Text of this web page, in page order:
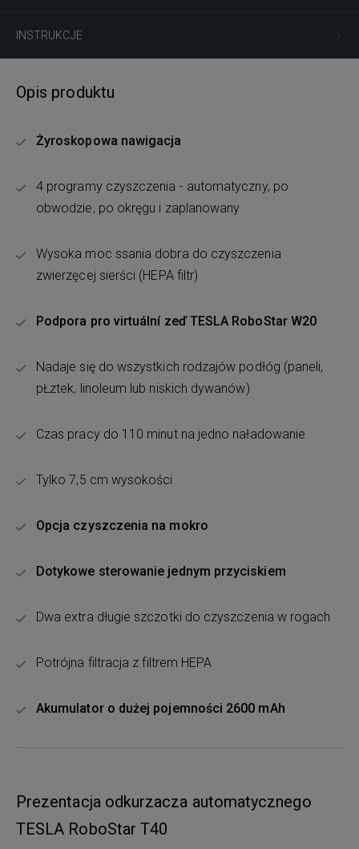
INSTRUKCJE
Opis produktu
Żyroskopowa nawigacja
4 programy czyszczenia - automatyczny, po
obwodzie, po okręgu i zaplanowany
Wysoka moc ssania dobra do czyszczenia
zwierzęcej sierści (HEPA filtr)
Podpora pro virtuální zeď TESLA RoboStar W20
Nadaje się do wszystkich rodzajów podłóg (paneli,
pŁztek, linoleum lub niskich dywanów)
Czas pracy do 110 minut na jedno naładowanie
Tylko 7,5 cm wysokości
Opcja czyszczenia na mokro
Dotykowe sterowanie jednym przyciskiem
Dwa extra długie szczotki do czyszczenia w rogach
Potrójna filtracja z filtrem HEPA
Akumulator o dużej pojemności 2600 mAh
Prezentacja odkurzacza automatycznego
TESLA RoboStar T40